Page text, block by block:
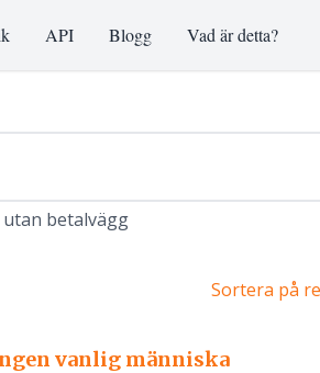
API Blogg Vad är detta?
betalvägg
Sortera på
vanlig människa